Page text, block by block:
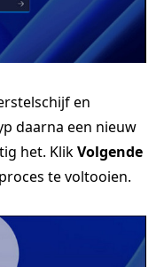
en
daarna een nieuw
het. KlikVolgende
te voltooien.